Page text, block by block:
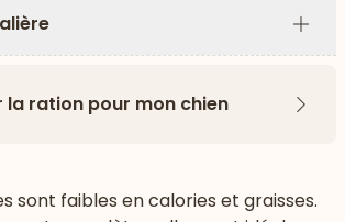
Plus
la ration pour mon chien
sont faibles en calories et graisses.